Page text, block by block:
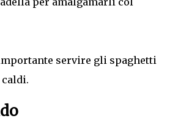
servire gli spaghetti